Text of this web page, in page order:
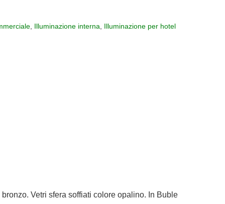
, Illuminazione interna, Illuminazione per hotel
Vetri sfera soffiati colore opalino. In Buble